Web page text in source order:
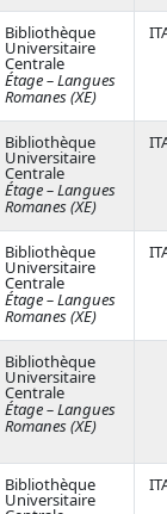
Bibliothèque
Universitaire
Centrale
Étage – Langues
Romanes (XE)
Bibliothèque
Universitaire
Centrale
Étage – Langues
Romanes (XE)
Bibliothèque
Universitaire
Centrale
Étage – Langues
Romanes (XE)
Bibliothèque
Universitaire
Centrale
Étage – Langues
Romanes (XE)
Bibliothèque
Universitaire